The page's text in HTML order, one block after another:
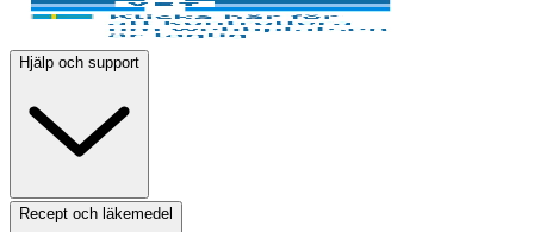
Hjälp och support
Recept och läkemedel